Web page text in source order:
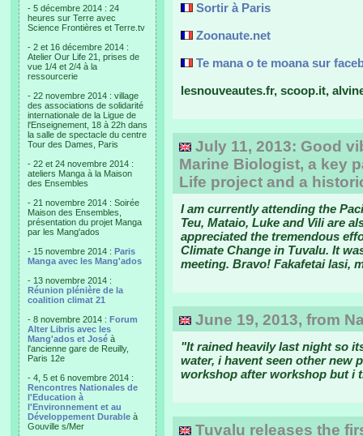
- 5 décembre 2014 : 24
heures sur Terre avec
Science Frontières et Terre.tv
- 2 et 16 décembre 2014 :
Atelier Our Life 21, prises de
vue 1/4 et 2/4 à la
ressourcerie
- 22 novembre 2014 : village
des associations de solidarité
internationale de la Ligue de
l'Enseignement, 18 à 22h dans
la salle de spectacle du centre
Tour des Dames, Paris
- 22 et 24 novembre 2014 :
ateliers Manga à la Maison
des Ensembles
- 21 novembre 2014 : Soirée
Maison des Ensembles,
présentation du projet Manga
par les Mang'ados
- 15 novembre 2014 : Paris
Manga avec les Mang'ados
- 13 novembre 2014 :
Réunion plénière de la
coalition climat 21
- 8 novembre 2014 : Forum
Alter Libris avec les
Mang'ados et José à
l'ancienne gare de Reuilly,
Paris 12e
- 4, 5 et 6 novembre 2014 :
Rencontres Nationales de
l'Education à
l'Environnement et au
Développement Durable à
Gouville s/Mer
Sortir à Paris
Zoonaute.net
Te mana o te moana sur
lesnouveautes.fr, scoop.it,
July 11, 2013: Good
Marine Biologist, a key
Life project and a
I am currently attending the
Teu, Mataio, Luke and Vili are
appreciated the tremendous
Climate Change in Tuvalu. It
meeting. Bravo! Fakafetai lasi,
June 19, 2013, from
"It rained heavily last night so
water, i havent seen other new
workshop after workshop but i
Tuvalu releases the